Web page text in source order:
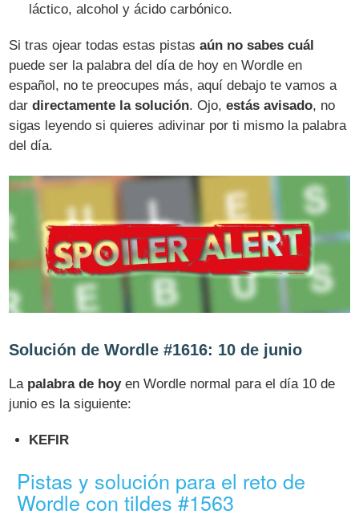
láctico, alcohol y ácido carbónico.
Si tras ojear todas estas pistasaún no sabes cuál
puede ser la palabra del día de hoy en Wordle en
español, no te preocupes más, aquí debajo te vamos a
dardirectamente la solución. Ojo,estás avisado, no
sigas leyendo si quieres adivinar por ti mismo la palabra
del día.
Solución de Wordle #1616: 10 de junio
La palabra de hoyen Wordle normal para el día 10 de
junio es la siguiente:
KEFIR
Pistas y solución para el reto de
Wordle con tildes #1563